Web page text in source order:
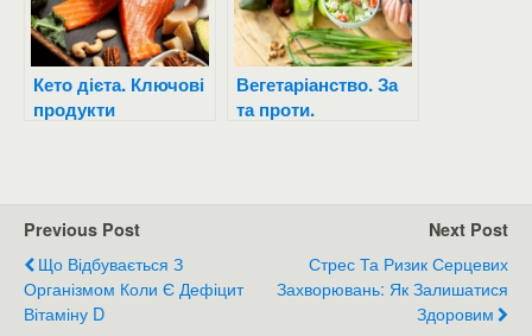
Кето дієта. Ключові
продукти
Вегетаріанство. За
та проти.
Previous Post
Що Відбувається З
Організмом Коли Є Дефіцит
Вітаміну D
Next Post
Стрес Та Ризик Серцевих
Захворювань: Як Залишатися
Здоровим